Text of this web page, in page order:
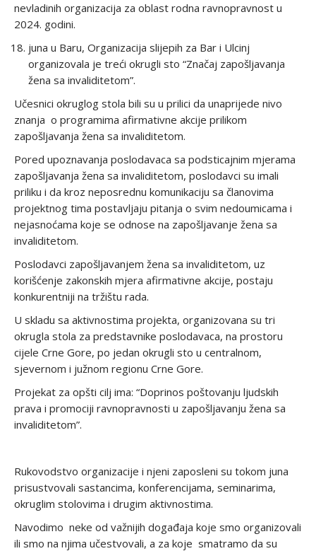
nevladinih organizacija za oblast rodna ravnopravnost u
2024. godini.
juna u Baru, Organizacija slijepih za Bar i Ulcinj
organizovala je treći okrugli sto “Značaj zapošljavanja
žena sa invaliditetom”.
Učesnici okruglog stola bili su u prilici da unaprijede nivo
znanja o programima afirmativne akcije prilikom
zapošljavanja žena sa invaliditetom.
Pored upoznavanja poslodavaca sa podsticajnim mjerama
zapošljavanja žena sa invaliditetom, poslodavci su imali
priliku i da kroz neposrednu komunikaciju sa članovima
projektnog tima postavljaju pitanja o svim nedoumicama i
nejasnoćama koje se odnose na zapošljavanje žena sa
invaliditetom.
Poslodavci zapošljavanjem žena sa invaliditetom, uz
korišćenje zakonskih mjera afirmativne akcije, postaju
konkurentniji na tržištu rada.
U skladu sa aktivnostima projekta, organizovana su tri
okrugla stola za predstavnike poslodavaca, na prostoru
cijele Crne Gore, po jedan okrugli sto u centralnom,
sjevernom i južnom regionu Crne Gore.
Projekat za opšti cilj ima: “Doprinos poštovanju ljudskih
prava i promociji ravnopravnosti u zapošljavanju žena sa
invaliditetom”.
Rukovodstvo organizacije i njeni zaposleni su tokom juna
prisustvovali sastancima, konferencijama, seminarima,
okruglim stolovima i drugim aktivnostima.
Navodimo neke od važnijih događaja koje smo organizovali
ili smo na njima učestvovali, a za koje smatramo da su